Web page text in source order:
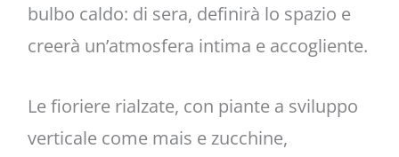
bulbo caldo: di sera, definirà lo spazio e
creerà un’atmosfera intima e accogliente.
Le fioriere rialzate, con piante a sviluppo
verticale come mais e zucchine,